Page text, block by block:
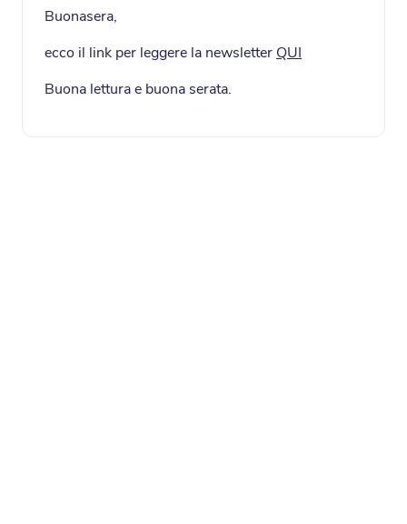
Buonasera,
ecco il link per leggere la newsletter QUI
Buona lettura e buona serata.